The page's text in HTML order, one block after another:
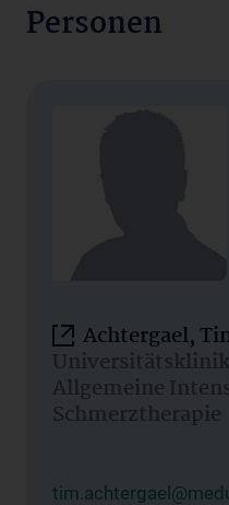
Personen
Achtergael,
Allgemeine
Schmerztherapie